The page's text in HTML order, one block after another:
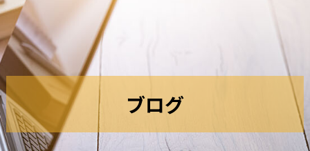
ブログ